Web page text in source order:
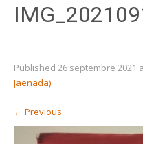
Published 26 septembre 2021
Jaenada)
← Previous